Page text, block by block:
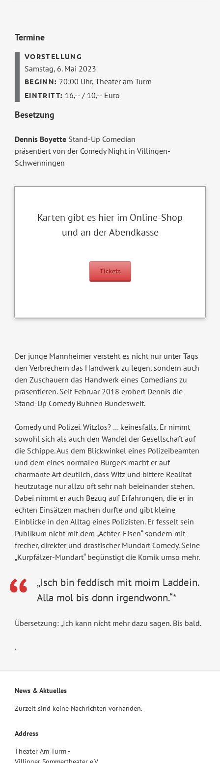
Termine
Samstag, 6. Mai 2023
20:00 Uhr,Theater am Turm
16,-- / 10,-- Euro
Besetzung
Dennis BoyetteStand-Up Comedian
präsentiert von der Comedy Night in Villingen-
Schwenningen
Karten gibt es hier im Online-Shop
und an der Abendkasse
Tickets
Der junge Mannheimer versteht es nicht nur unter Tags
den Verbrechern das Handwerk zu legen, sondern auch
den Zuschauern das Handwerk eines Comedians zu
präsentieren. Seit Februar 2018 erobert Dennis die
Stand-Up Comedy Bühnen Bundesweit.
Comedy und Polizei. Witzlos? … keinesfalls. Er nimmt
sowohl sich als auch den Wandel der Gesellschaft auf
die Schippe. Aus dem Blickwinkel eines Polizeibeamten
und dem eines normalen Bürgers macht er auf
charmante Art deutlich, dass Witz und bittere Realität
heutzutage nur allzu oft sehr nah beieinander stehen.
Dabei nimmt er auch Bezug auf Erfahrungen, die er in
echten Einsätzen machen durfte und gibt kleine
Einblicke in den Alltag eines Polizisten. Er fesselt sein
Publikum nicht mit dem „Achter-Eisen“ sondern mit
frecher, direkter und drastischer Mundart Comedy. Seine
„Kurpfälzer-Mundart“ begünstigt die Komik umso mehr.
„Isch bin feddisch mit moim Laddein.
Alla mol bis donn irgendwonn.“*
Übersetzung: „Ich kann nicht mehr dazu sagen. Bis bald.
.
News & Aktuelles
Zurzeit sind keine Nachrichten vorhanden.
Address
Theater Am Turm -